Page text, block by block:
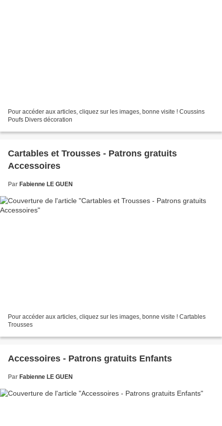
Pour accéder aux articles, cliquez sur les images, bonne visite ! Coussins
Poufs Divers décoration
Cartables et Trousses - Patrons gratuits
Accessoires
Par Fabienne LE GUEN
Pour accéder aux articles, cliquez sur les images, bonne visite ! Cartables
Trousses
Accessoires - Patrons gratuits Enfants
Par Fabienne LE GUEN